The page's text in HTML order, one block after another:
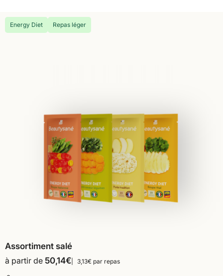
Energy Diet Repas léger
Assortiment salé
à partir de 50,14€ 3,13€ par repas